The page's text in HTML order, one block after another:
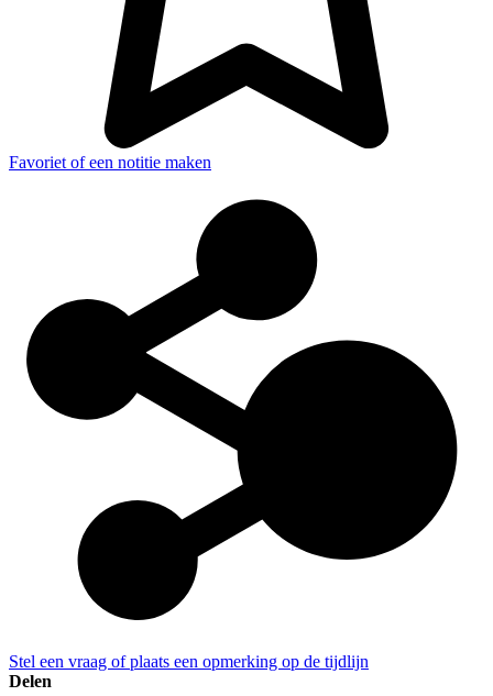
Favoriet of een notitie maken
Stel een vraag of plaats een opmerking op de tijdlijn
Delen